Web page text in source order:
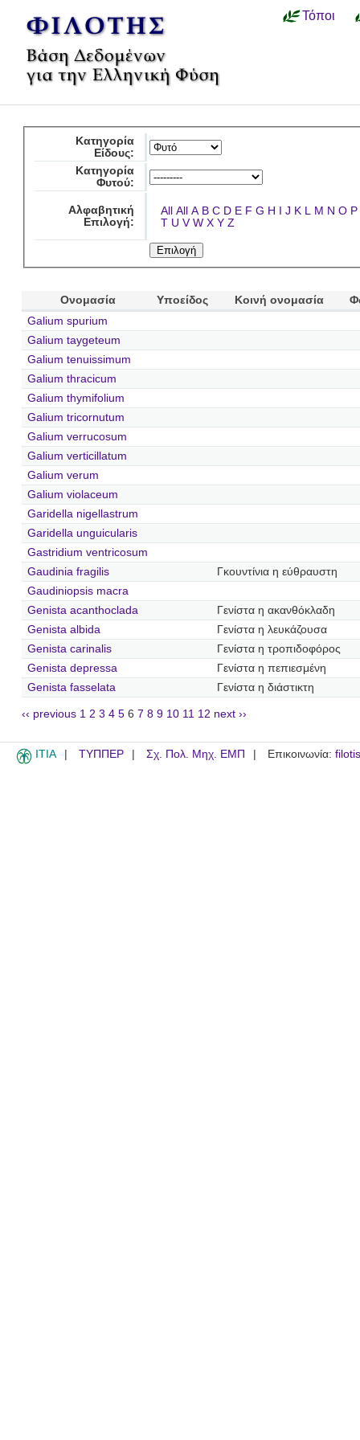
Τόποι
Κατηγορία
Είδους:
Κατηγορία
Φυτού:
Αλφαβητική
Επιλογή:
All All A B C D E F G H I J K L M N O P
T U V W X Y Z
Ονομασία Υποείδος Κοινή ονομασία
Galium spurium
Galium taygeteum
Galium tenuissimum
Galium thracicum
Galium thymifolium
Galium tricornutum
Galium verrucosum
Galium verticillatum
Galium verum
Galium violaceum
Garidella nigellastrum
Garidella unguicularis
Gastridium ventricosum
Gaudinia fragilis
Γκουντίνια η εύθραυστη
Gaudiniopsis macra
Genista acanthoclada
Γενίστα η ακανθόκλαδη
Genista albida
Γενίστα η λευκάζουσα
Genista carinalis
Γενίστα η τροπιδοφόρος
Genista depressa
Γενίστα η πεπιεσμένη
Genista fasselata
Γενίστα η διάστικτη
‹‹ previous 1 2 3 4 5 6 7 8 9 10 11 12 next ››
ITIA ΤΥΠΠΕΡ Σχ. Πολ. Μηχ. ΕΜΠ Επικοινωνία: